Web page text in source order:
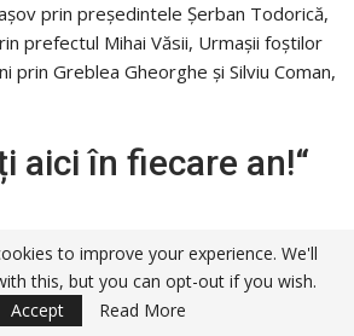
prin președintele Șerban Todorică,
prefectul Mihai Văsii, Urmașii foștilor
prin Greblea Gheorghe și Silviu Coman,
aici în fiecare an!“
ceea ce a spus Ion Gavrilă
to improve your experience. We'll
this, but you can opt-out if you wish.
Accept
Read More